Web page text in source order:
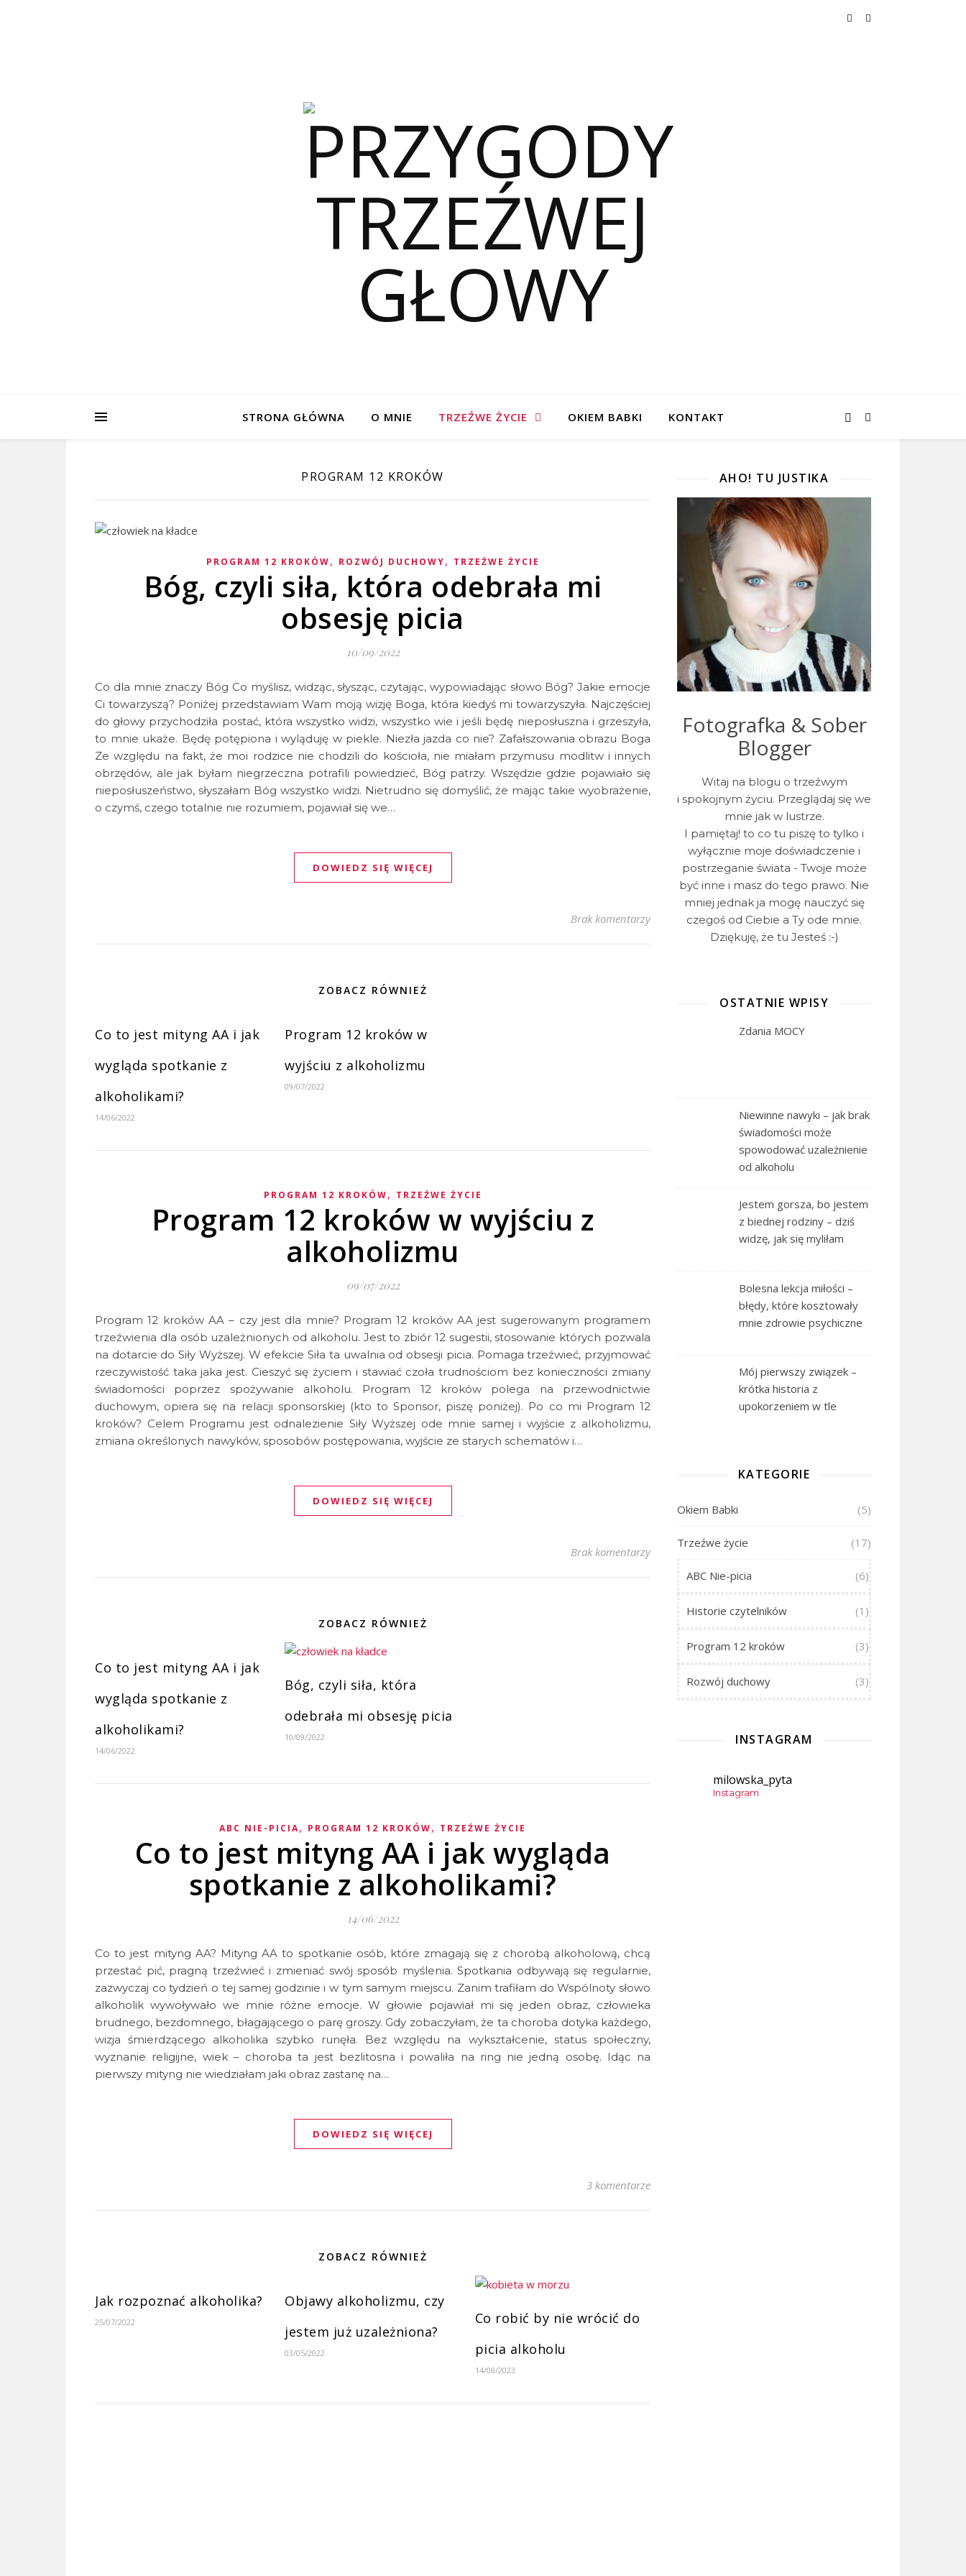
STRONA GŁÓWNA O MNIE TRZEŹWE ŻYCIE OKIEM BABKI KONTAKT
PROGRAM 12 KROKÓW
PROGRAM 12 KROKÓW, ROZWÓJ DUCHOWY, TRZEŹWE ŻYCIE
Bóg, czyli siła, która odebrała mi
obsesję picia
10/09/2022
Co dla mnie znaczy Bóg Co myślisz, widząc, słysząc, czytając, wypowiadając słowo Bóg? Jakie emocje
Ci towarzyszą? Poniżej przedstawiam Wam moją wizję Boga, która kiedyś mi towarzyszyła. Najczęściej
do głowy przychodziła postać, która wszystko widzi, wszystko wie i jeśli będę nieposłuszna i grzeszyła,
to mnie ukaże. Będę potępiona i wyląduję w piekle. Niezła jazda co nie? Zafałszowania obrazu Boga
Ze względu na fakt, że moi rodzice nie chodzili do kościoła, nie miałam przymusu modlitw i innych
obrzędów, ale jak byłam niegrzeczna potrafili powiedzieć, Bóg patrzy. Wszędzie gdzie pojawiało się
nieposłuszeństwo, słyszałam Bóg wszystko widzi. Nietrudno się domyślić, że mając takie wyobrażenie,
o czymś, czego totalnie nie rozumiem, pojawiał się we…
DOWIEDZ SIĘ WIĘCEJ
Brak komentarzy
ZOBACZ RÓWNIEŻ
Co to jest mityng AA i jak
wygląda spotkanie z
alkoholikami?
14/06/2022
Program 12 kroków w
wyjściu z alkoholizmu
09/07/2022
PROGRAM 12 KROKÓW, TRZEŹWE ŻYCIE
Program 12 kroków w wyjściu z
alkoholizmu
09/07/2022
Program 12 kroków AA – czy jest dla mnie? Program 12 kroków AA jest sugerowanym programem
trzeźwienia dla osób uzależnionych od alkoholu. Jest to zbiór 12 sugestii, stosowanie których pozwala
na dotarcie do Siły Wyższej. W efekcie Siła ta uwalnia od obsesji picia. Pomaga trzeźwieć, przyjmować
rzeczywistość taka jaka jest. Cieszyć się życiem i stawiać czoła trudnościom bez konieczności zmiany
świadomości poprzez spożywanie alkoholu. Program 12 kroków polega na przewodnictwie
duchowym, opiera się na relacji sponsorskiej (kto to Sponsor, piszę poniżej). Po co mi Program 12
kroków? Celem Programu jest odnalezienie Siły Wyższej ode mnie samej i wyjście z alkoholizmu,
zmiana określonych nawyków, sposobów postępowania, wyjście ze starych schematów i…
DOWIEDZ SIĘ WIĘCEJ
Brak komentarzy
ZOBACZ RÓWNIEŻ
Co to jest mityng AA i jak
wygląda spotkanie z
alkoholikami?
14/06/2022
Bóg, czyli siła, która
odebrała mi obsesję picia
10/09/2022
ABC NIE-PICIA, PROGRAM 12 KROKÓW, TRZEŹWE ŻYCIE
Co to jest mityng AA i jak wygląda
spotkanie z alkoholikami?
14/06/2022
Co to jest mityng AA? Mityng AA to spotkanie osób, które zmagają się z chorobą alkoholową, chcą
przestać pić, pragną trzeźwieć i zmieniać swój sposób myślenia. Spotkania odbywają się regularnie,
zazwyczaj co tydzień o tej samej godzinie i w tym samym miejscu. Zanim trafiłam do Wspólnoty słowo
alkoholik wywoływało we mnie różne emocje. W głowie pojawiał mi się jeden obraz, człowieka
brudnego, bezdomnego, błagającego o parę groszy. Gdy zobaczyłam, że ta choroba dotyka każdego,
wizja śmierdzącego alkoholika szybko runęła. Bez względu na wykształcenie, status społeczny,
wyznanie religijne, wiek – choroba ta jest bezlitosna i powaliła na ring nie jedną osobę. Idąc na
pierwszy mityng nie wiedziałam jaki obraz zastanę na…
DOWIEDZ SIĘ WIĘCEJ
3 komentarze
ZOBACZ RÓWNIEŻ
Jak rozpoznać alkoholika?
25/07/2022
Objawy alkoholizmu, czy
jestem już uzależniona?
03/05/2022
Co robić by nie wrócić do
picia alkoholu
14/08/2023
AHO! TU JUSTIKA
Fotografka & Sober
Blogger
Witaj na blogu o trzeźwym
i spokojnym życiu. Przeglądaj się we
mnie jak w lustrze.
I pamiętaj! to co tu piszę to tylko i
wyłącznie moje doświadczenie i
postrzeganie świata - Twoje może
być inne i masz do tego prawo. Nie
mniej jednak ja mogę nauczyć się
czegoś od Ciebie a Ty ode mnie.
Dziękuję, że tu Jesteś :-)
OSTATNIE WPISY
Zdania MOCY
Niewinne nawyki – jak brak
świadomości może
spowodować uzależnienie
od alkoholu
Jestem gorsza, bo jestem
z biednej rodziny – dziś
widzę, jak się myliłam
Bolesna lekcja miłości –
błędy, które kosztowały
mnie zdrowie psychiczne
Mój pierwszy związek –
krótka historia z
upokorzeniem w tle
KATEGORIE
Okiem Babki (5)
Trzeźwe życie (17)
ABC Nie-picia (6)
Historie czytelników (1)
Program 12 kroków (3)
Rozwój duchowy (3)
INSTAGRAM
milowska_pyta
Instagram